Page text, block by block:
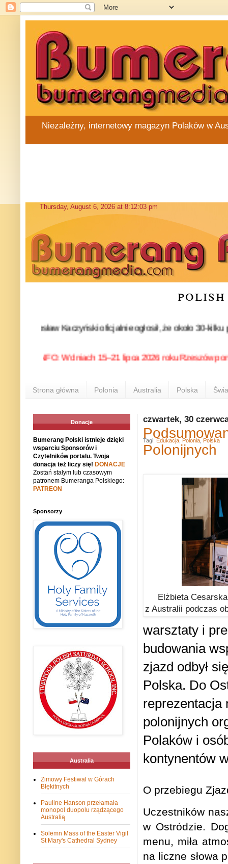
Niezależny, internetowy magazyn Polaków w
Kaczyński oficjalnie ogłosił, że około 30-kilku
INFO: W dniach 15–21 lipca 2026 roku Rzeszów
Strona główna Polonia Australia Polska
czwartek, 30
Polonijnych
Elżbieta
z Australii podczas
warsztaty i
budowania
zjazd odbył
Polska. Do
reprezentacja
polonijnych
Polaków i
kontynentów
O przebiegu
Uczestników
w Ostródzie.
menu, miła
na liczne słowa
Tagi: Edukacja Polonia Polska
Donacje
Bumerang Polski istnieje dzięki
wsparciu Sponsorów i
Czytelników portalu. Twoja
donacja też liczy się! DONACJE
Zostań stałym lub czasowym
patronem Bumeranga Polskiego:
PATREON
Sponsorzy
Australia
Zimowy Festiwal w Górach
Błękitnych
Pauline Hanson przełamała
monopol duopolu rządzącego
Australią
Solemn Mass of the Easter Vigil
St Mary's Cathedral Sydney